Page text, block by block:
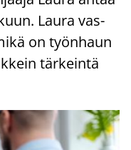
Laura vas­
on työn­haun
tär­kein­tä